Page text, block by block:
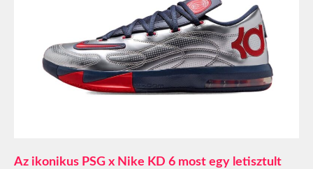
Az ikonikus PSG x Nike KD 6 most egy letisztult